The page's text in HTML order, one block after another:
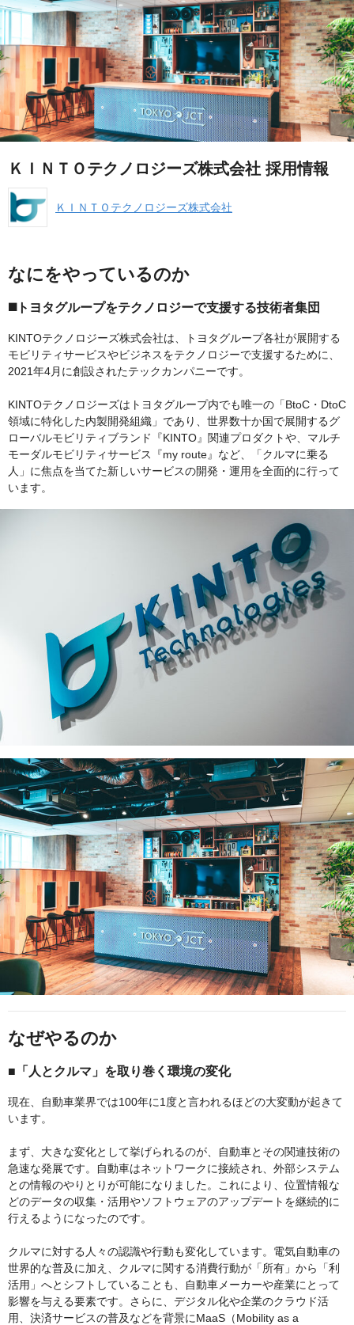
ＫＩＮＴＯテクノロジーズ株式会社 採用情報
ＫＩＮＴＯテクノロジーズ株式会社
なにをやっているのか
◼️トヨタグループをテクノロジーで支援する技術者集団
KINTOテクノロジーズ株式会社は、トヨタグループ各社が展開する
モビリティサービスやビジネスをテクノロジーで支援するために、
2021年4月に創設されたテックカンパニーです。
KINTOテクノロジーズはトヨタグループ内でも唯一の「BtoC・DtoC
領域に特化した内製開発組織」であり、世界数十か国で展開するグ
ローバルモビリティブランド『KINTO』関連プロダクトや、マルチ
モーダルモビリティサービス『my route』など、「クルマに乗る
人」に焦点を当てた新しいサービスの開発・運用を全面的に行って
います。
なぜやるのか
■「人とクルマ」を取り巻く環境の変化
現在、自動車業界では100年に1度と言われるほどの大変動が起きて
います。
まず、大きな変化として挙げられるのが、自動車とその関連技術の
急速な発展です。自動車はネットワークに接続され、外部システム
との情報のやりとりが可能になりました。これにより、位置情報な
どのデータの収集・活用やソフトウェアのアップデートを継続的に
行えるようになったのです。
クルマに対する人々の認識や行動も変化しています。電気自動車の
世界的な普及に加え、クルマに関する消費行動が「所有」から「利
活用」へとシフトしていることも、自動車メーカーや産業にとって
影響を与える要素です。さらに、デジタル化や企業のクラウド活
用、決済サービスの普及などを背景にMaaS（Mobility as a